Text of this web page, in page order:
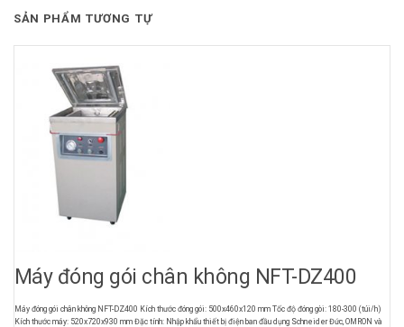
SẢN PHẨM TƯƠNG TỰ
Máy đóng gói chân không NFT-DZ400
Máy đóng gói chân không NFT-DZ400 Kích thước đóng gói: 500x460x120 mm Tốc độ đóng gòi: 180-300 (túi/h)
Kích thước máy: 520x720x930 mm Đặc tính: Nhập khẩu thiết bị điện ban đầu dụng Schneider Đức, OMRON và